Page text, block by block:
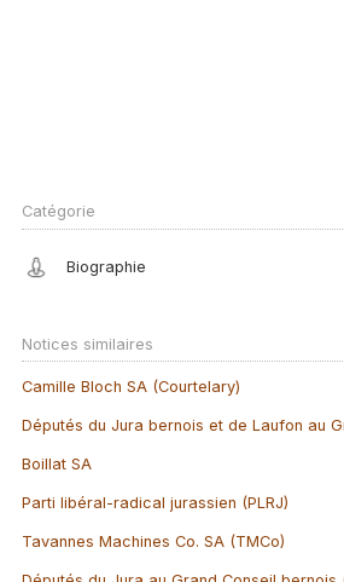
Catégorie
Biographie
Notices similaires
Camille Bloch SA (Courtelary)
Députés du Jura bernois et de Laufon au
Boillat SA
Parti libéral-radical jurassien (PLRJ)
Tavannes Machines Co. SA (TMCo)